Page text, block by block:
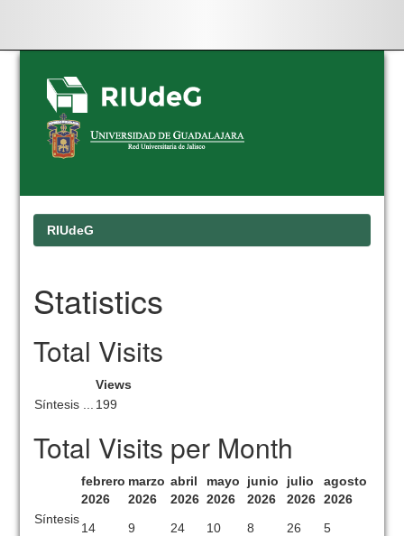
Skip
navigation
RIUdeG
Statistics
Total Visits
Views
Síntesis ...
199
Total Visits per Month
febrero
2026
marzo
2026
abril
2026
mayo
2026
junio
2026
julio
2026
agosto
2026
Síntesis
14 9 24 10 8 26 5